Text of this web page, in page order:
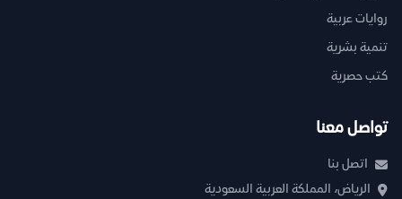
روايات عربية
تنمية بشرية
كتب حصرية
تواصل معنا
اتصل بنا
الرياض، المملكة العربية السعودية